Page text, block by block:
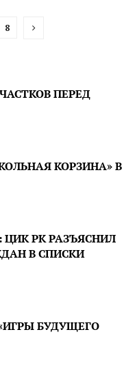
8
ПЕРЕД
КОРЗИНА» В
РК РАЗЪЯСНИЛ
В СПИСКИ
БУДУЩЕГО